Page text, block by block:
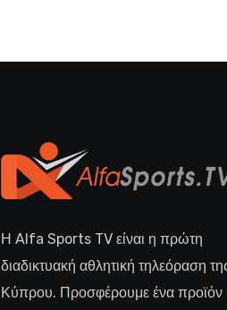
Η Alfa Sports TV είναι η πρώτη
διαδικτυακή αθλητική τηλεόραση
Κύπρου. Προσφέρουμε ένα προϊόν